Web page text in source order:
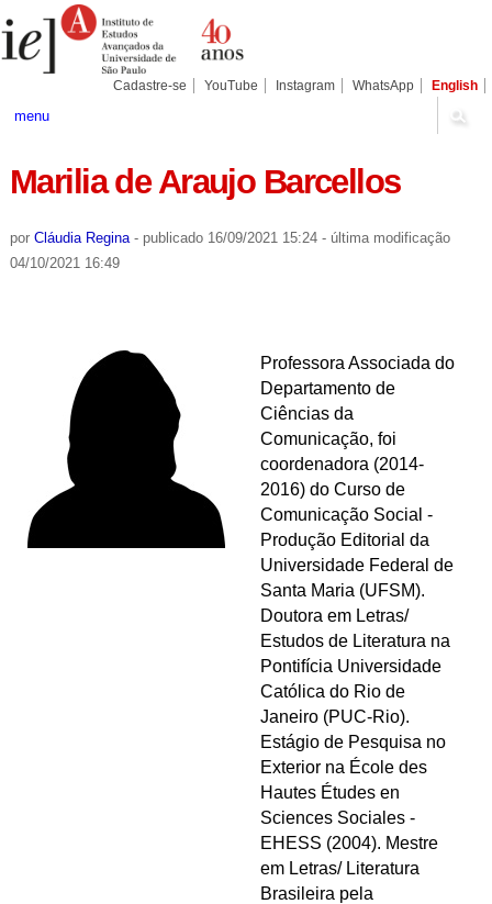
para
conteúdo.
Pessoais
Cadastre-se YouTube Instagram WhatsApp English
menu
Marilia de Araujo Barcellos
por Cláudia Regina - publicado16/09/2021 15:24 - última modificação
04/10/2021 16:49
Professora Associada do
Departamento de
Ciências da
Comunicação, foi
coordenadora (2014-
2016) do Curso de
Comunicação Social -
Produção Editorial da
Universidade Federal de
Santa Maria (UFSM).
Doutora em Letras/
Estudos de Literatura na
Pontifícia Universidade
Católica do Rio de
Janeiro (PUC-Rio).
Estágio de Pesquisa no
Exterior na École des
Hautes Études en
Sciences Sociales -
EHESS (2004). Mestre
em Letras/ Literatura
Brasileira pela